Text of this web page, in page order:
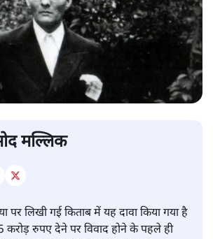
मल्लिक
पर लिखी गई किताब में यह दावा किया गया है
करोड़ रुपए देने पर विवाद होने के पहले ही